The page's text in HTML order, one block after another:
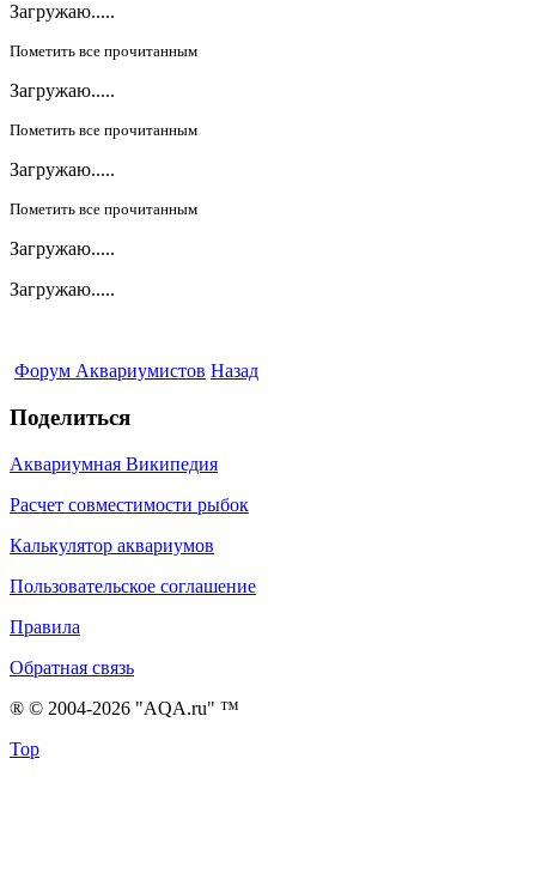
Загружаю.....
Пометить все прочитанным
Загружаю.....
Пометить все прочитанным
Загружаю.....
Пометить все прочитанным
Загружаю.....
Загружаю.....
Форум Аквариумистов Назад
Поделиться
Аквариумная Википедия
Расчет совместимости рыбок
Калькулятор аквариумов
Пользовательское соглашение
Правила
Обратная связь
® © 2004-2026 "AQA.ru" ™
Top